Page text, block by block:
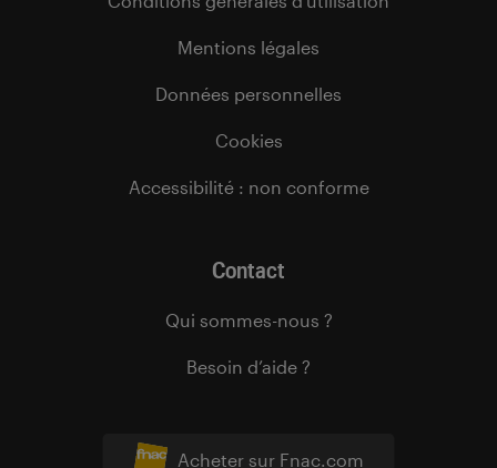
Acheter sur Fnac.com
Mentions légales
Données personnelles
Cookies
Accessibilité : non conforme
Contact
Qui sommes-nous ?
Besoin d’aide ?